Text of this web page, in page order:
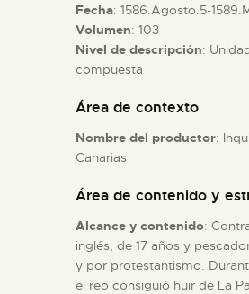
EL MUSEO
COLECCIONES
Fecha: 1586.Agosto.5-
Volumen: 103
Nivel de descripción:
compuesta
Área de contexto
Nombre del productor:
Canarias
Área de contenido y
Alcance y contenido:
inglés, de 17 años y
y por protestantismo.
el reo consiguió huir de La